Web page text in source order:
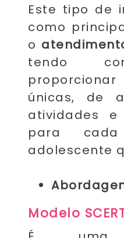
Este tipo de
como
o
tendo
únicas, de
atividades
para
adolescente
Modelo